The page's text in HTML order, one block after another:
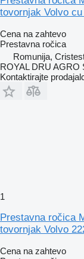
tovornjak Volvo
Cena na zahtevo
Prestavna ročica
Romunija,
ROYAL DRU AGRO
Kontaktirajte
1
Prestavna ročica
tovornjak Volvo
Cena na zahtevo